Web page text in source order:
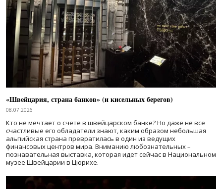
«Швейцария, страна банков» (и кисельных берегов)
08.07.2026
Кто не мечтает о счете в швейцарском банке? Но даже не все
счастливые его обладатели знают, каким образом небольшая
альпийская страна превратилась в один из ведущих
финансовых центров мира. Вниманию любознательных –
познавательная выставка, которая идет сейчас в Национальном
музее Швейцарии в Цюрихе.